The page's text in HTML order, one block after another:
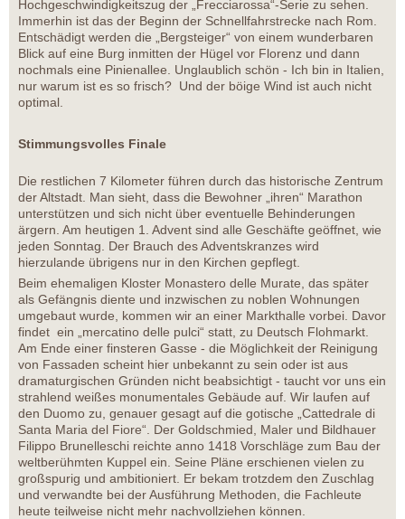
Hochgeschwindigkeitszug der „Frecciarossa“-Serie zu sehen.
Immerhin ist das der Beginn der Schnellfahrstrecke nach Rom.
Entschädigt werden die „Bergsteiger“ von einem wunderbaren
Blick auf eine Burg inmitten der Hügel vor Florenz und dann
nochmals eine Pinienallee. Unglaublich schön - Ich bin in Italien,
nur warum ist es so frisch? Und der böige Wind ist auch nicht
optimal.
Stimmungsvolles Finale
Die restlichen 7 Kilometer führen durch das historische Zentrum
der Altstadt. Man sieht, dass die Bewohner „ihren“ Marathon
unterstützen und sich nicht über eventuelle Behinderungen
ärgern. Am heutigen 1. Advent sind alle Geschäfte geöffnet, wie
jeden Sonntag. Der Brauch des Adventskranzes wird
hierzulande übrigens nur in den Kirchen gepflegt.
Beim ehemaligen Kloster Monastero delle Murate, das später
als Gefängnis diente und inzwischen zu noblen Wohnungen
umgebaut wurde, kommen wir an einer Markthalle vorbei. Davor
findet ein „mercatino delle pulci“ statt, zu Deutsch Flohmarkt.
Am Ende einer finsteren Gasse - die Möglichkeit der Reinigung
von Fassaden scheint hier unbekannt zu sein oder ist aus
dramaturgischen Gründen nicht beabsichtigt - taucht vor uns ein
strahlend weißes monumentales Gebäude auf. Wir laufen auf
den Duomo zu, genauer gesagt auf die gotische „Cattedrale di
Santa Maria del Fiore“. Der Goldschmied, Maler und Bildhauer
Filippo Brunelleschi reichte anno 1418 Vorschläge zum Bau der
weltberühmten Kuppel ein. Seine Pläne erschienen vielen zu
großspurig und ambitioniert. Er bekam trotzdem den Zuschlag
und verwandte bei der Ausführung Methoden, die Fachleute
heute teilweise nicht mehr nachvollziehen können.